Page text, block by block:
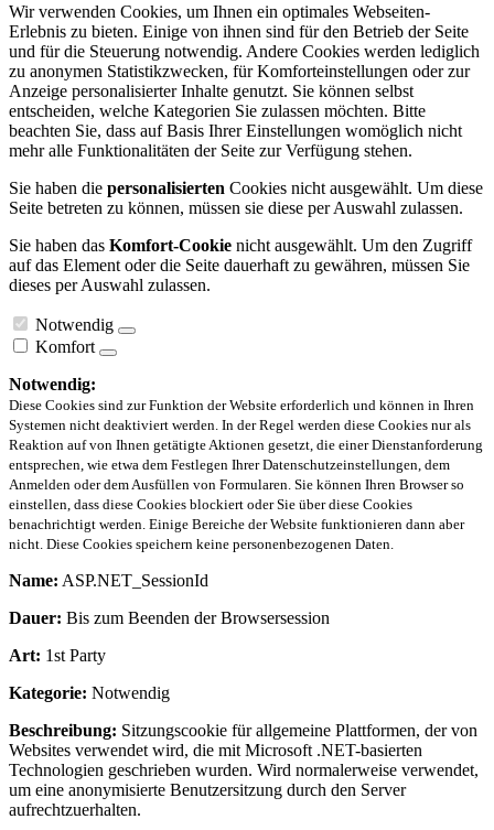
Wir verwenden Cookies, um Ihnen ein optimales Webseiten-
Erlebnis zu bieten. Einige von ihnen sind für den Betrieb der Seite
und für die Steuerung notwendig. Andere Cookies werden lediglich
zu anonymen Statistikzwecken, für Komforteinstellungen oder zur
Anzeige personalisierter Inhalte genutzt. Sie können selbst
entscheiden, welche Kategorien Sie zulassen möchten. Bitte
beachten Sie, dass auf Basis Ihrer Einstellungen womöglich nicht
mehr alle Funktionalitäten der Seite zur Verfügung stehen.
Sie haben die personalisierten Cookies nicht ausgewählt. Um diese
Seite betreten zu können, müssen sie diese per Auswahl zulassen.
Sie haben das Komfort-Cookie nicht ausgewählt. Um den Zugriff
auf das Element oder die Seite dauerhaft zu gewähren, müssen Sie
dieses per Auswahl zulassen.
Notwendig
Komfort
Notwendig:
Diese Cookies sind zur Funktion der Website erforderlich und können in Ihren
Systemen nicht deaktiviert werden. In der Regel werden diese Cookies nur als
Reaktion auf von Ihnen getätigte Aktionen gesetzt, die einer Dienstanforderung
entsprechen, wie etwa dem Festlegen Ihrer Datenschutzeinstellungen, dem
Anmelden oder dem Ausfüllen von Formularen. Sie können Ihren Browser so
einstellen, dass diese Cookies blockiert oder Sie über diese Cookies
benachrichtigt werden. Einige Bereiche der Website funktionieren dann aber
nicht. Diese Cookies speichern keine personenbezogenen Daten.
Name: ASP.NET_SessionId
Dauer: Bis zum Beenden der Browsersession
Art: 1st Party
Kategorie: Notwendig
Beschreibung: Sitzungscookie für allgemeine Plattformen, der von
Websites verwendet wird, die mit Microsoft .NET-basierten
Technologien geschrieben wurden. Wird normalerweise verwendet,
um eine anonymisierte Benutzersitzung durch den Server
aufrechtzuerhalten.